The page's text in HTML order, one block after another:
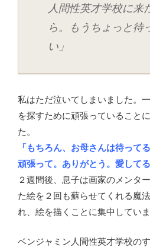
人間性英才学校に来
ら。もうちょっと待
い」
私はただ泣いてしまいました。
を探すために頑張っていること
た。
「もちろん、お母さんは待って
頑張って。ありがとう。愛してる
２週間後、息子は画家のメンタ
た絵を２回も蘇らせてくれる魔
れ、絵を描くことに集中していま
ベンジャミン人間性英才学校の